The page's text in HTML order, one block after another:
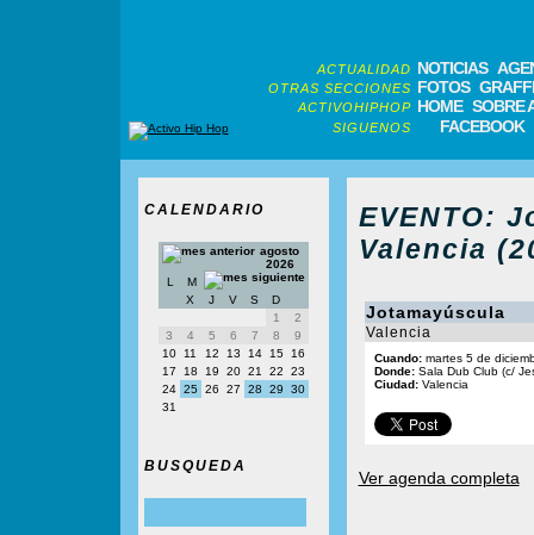
ACTUALIDAD NOTICIAS
OTRAS SECCIONES FOTOS
ACTIVOHIPHOP HOME SOBRE
SIGUENOS FACEBOOK
CALENDARIO
agosto
2026
L
M
X
J V S
D
1
2
3
4 5 6 7 8
9
10
11 12 13 14 15
16
17
18 19 20 21 22
23
24 25 26 27 28 29
30
31
BUSQUEDA
EVENTO:
Valencia
Jotamayúscula
Valencia
Cuando:martes 5 de
Donde:Sala Dub Club (c/
Ciudad:Valencia
Ver agenda completa